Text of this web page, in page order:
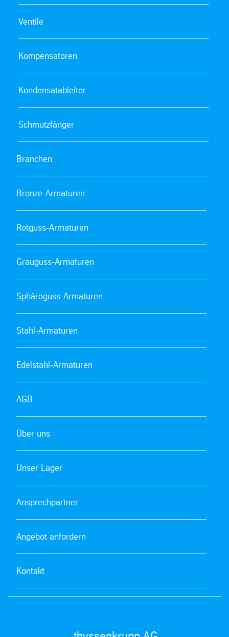
Ventile
Kompensatoren
Kondensatableiter
Schmutzfänger
Branchen
Bronze-Armaturen
Rotguss-Armaturen
Grauguss-Armaturen
Sphäroguss-Armaturen
Stahl-Armaturen
Edelstahl-Armaturen
AGB
Über uns
Unser Lager
Ansprechpartner
Angebot anfordern
Kontakt